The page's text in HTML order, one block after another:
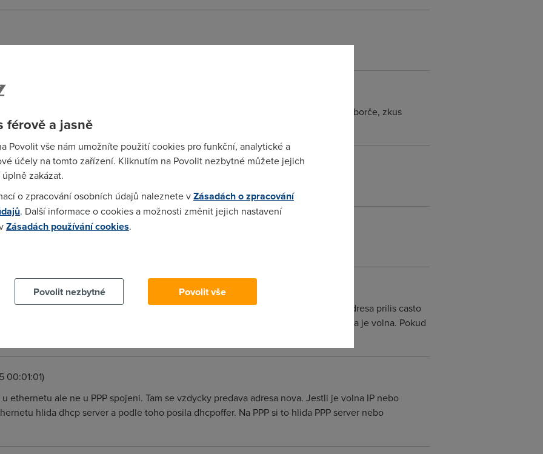
rozumné zařízení si ale zažádá o stejnou (po restartu) jako mělo. Ale schválně, borče, zkus
2h vyplý :)
Já ho mám vyplý třeba celý den a adresa je pořád stejná.
vyply treba tejden a stejne mam porad stejnou ip.
pozaduje vzdy stejnou IP adresu jen kdyz se tak vyslovne nastavi. To ze se IP adresa prilis casto
ktera si pamatuje minulou IP adresu a pri prihlasovani modemu do site overi, zda je volna. Pokud
ne tak prideli jinou.
00:01:01)
ethernetu ale ne u PPP spojeni. Tam se vzdycky predava adresa nova. Jestli je volna IP nebo
hlida dhcp server a podle toho posila dhcpoffer. Na PPP si to hlida PPP server nebo
férově a jasně
Povolit vše nám umožníte použití cookies pro funkční, analytické a
účely na tomto zařízení. Kliknutím na Povolit nezbytné můžete jejich
zakázat.
o zpracování osobních údajů naleznete vZásadách o zpracování
. Další informace o cookies a možnosti změnit jejich nastavení
Zásadách používání cookies.
Povolit nezbytné
Povolit vše